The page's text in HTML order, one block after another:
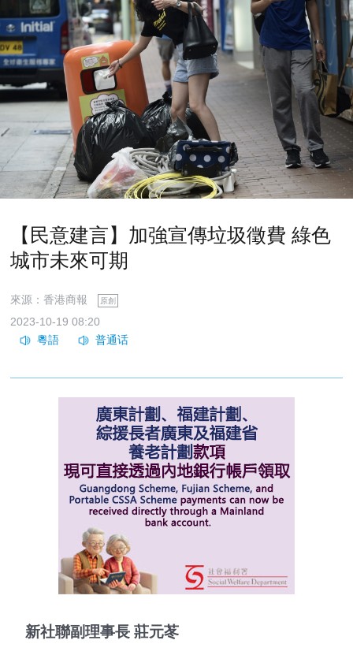
【民意建言】加強宣傳垃圾徵費 綠色
城市未來可期
來源：香港商報 原創
2023-10-19 08:20
新社聯副理事長 莊元苳